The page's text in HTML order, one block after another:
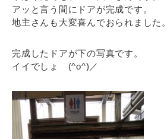
アッと言う間にドアが完成です。
地主さんも大変喜んでおられました。
完成したドアが下の写真です。
イイでしょ (^o^)／